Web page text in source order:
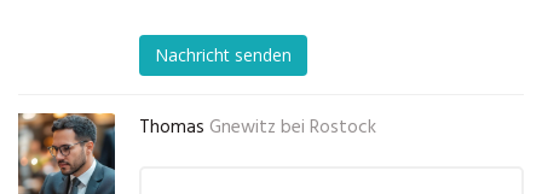
Nachricht senden
Thomas Gnewitz bei Rostock